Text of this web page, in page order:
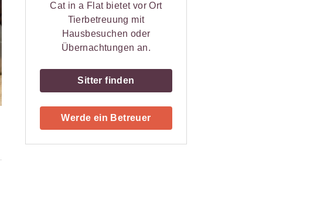
Cat in a Flat bietet vor Ort
Tierbetreuung mit
Hausbesuchen oder
Übernachtungen an.
Sitter finden
Werde ein Betreuer